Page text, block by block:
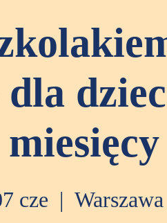
cze
  |
Warszawa